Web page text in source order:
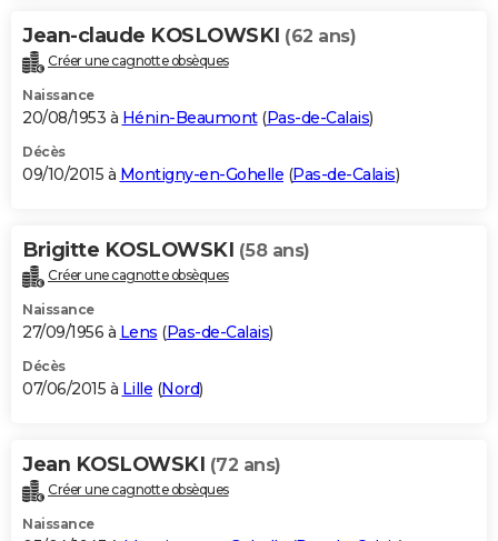
Jean-claude KOSLOWSKI (62 ans)
Créer une cagnotte obsèques
Naissance
20/08/1953 à Hénin-Beaumont(Pas-de-Calais)
Décès
09/10/2015 à Montigny-en-Gohelle (Pas-de-Calais)
Brigitte KOSLOWSKI (58 ans)
Créer une cagnotte obsèques
Naissance
27/09/1956 à Lens (Pas-de-Calais)
Décès
07/06/2015 à Lille (Nord)
Jean KOSLOWSKI (72 ans)
Créer une cagnotte obsèques
Naissance